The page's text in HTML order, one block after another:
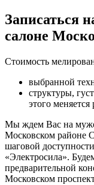
Записаться
салоне
Стоимость
выбранной
структуры,
этого меняется
Мы ждем Вас на
Московском районе
шаговой
«Электросила».
предварительной
Московском